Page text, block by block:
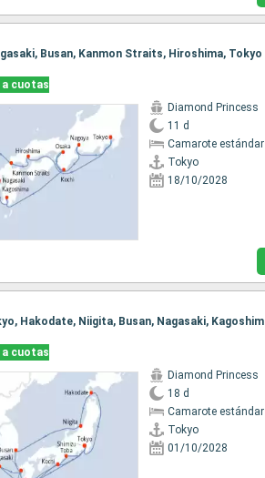
Busan, Kanmon Straits, Hiroshima, Tokyo
a cuotas
Diamond Princess
11 d
Camarote estándar
Tokyo
18/10/2028
a cuotas
Diamond Princess
18 d
Camarote estándar
Tokyo
01/10/2028